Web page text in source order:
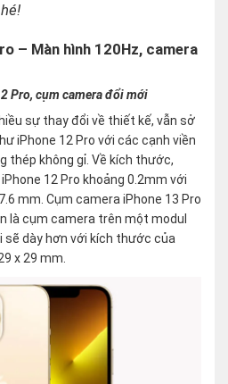
– Màn hình 120Hz, camera
Pro, cụm camera đổi mới
sự thay đổi về thiết kế, vẫn sở
iPhone 12 Pro với các cạnh viền
thép không gỉ. Về kích thước,
12 Pro khoảng 0.2mm với
mm. Cụm camera iPhone 13 Pro
là cụm camera trên một modul
sẽ dày hơn với kích thước của
x 29 mm.